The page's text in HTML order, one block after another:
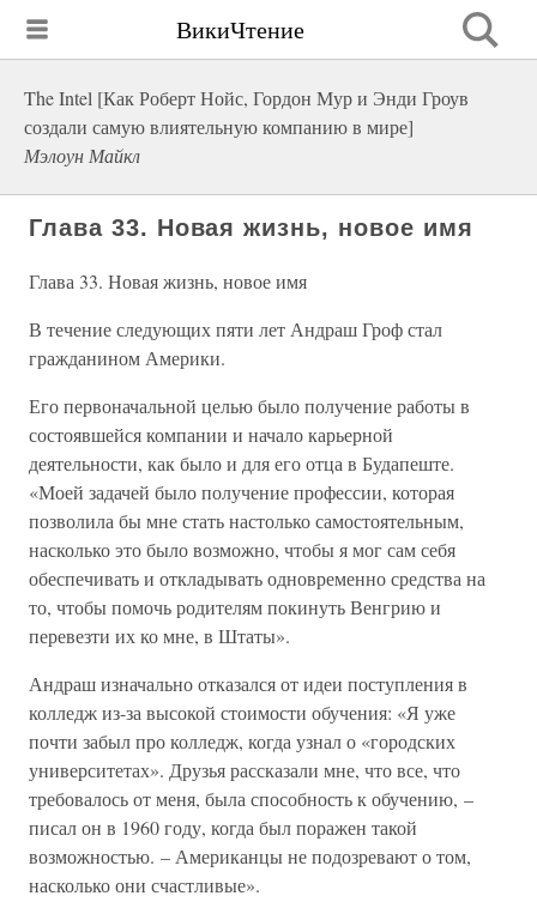
ВикиЧтение
The Intel [Как Роберт Нойс, Гордон Мур и Энди Гроув
создали самую влиятельную компанию в мире]
Мэлоун Майкл
Глава 33. Новая жизнь, новое имя
Глава 33. Новая жизнь, новое имя
В течение следующих пяти лет Андраш Гроф стал
гражданином Америки.
Его первоначальной целью было получение работы в
состоявшейся компании и начало карьерной
деятельности, как было и для его отца в Будапеште.
«Моей задачей было получение профессии, которая
позволила бы мне стать настолько самостоятельным,
насколько это было возможно, чтобы я мог сам себя
обеспечивать и откладывать одновременно средства на
то, чтобы помочь родителям покинуть Венгрию и
перевезти их ко мне, в Штаты».
Андраш изначально отказался от идеи поступления в
колледж из-за высокой стоимости обучения: «Я уже
почти забыл про колледж, когда узнал о «городских
университетах». Друзья рассказали мне, что все, что
требовалось от меня, была способность к обучению, –
писал он в 1960 году, когда был поражен такой
возможностью. – Американцы не подозревают о том,
насколько они счастливые».